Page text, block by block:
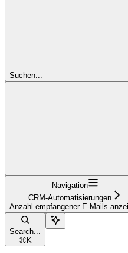
Suchen...
Navigation
CRM-Automatisierungen
Anzahl empfangener E-Mails
Search...
⌘ K